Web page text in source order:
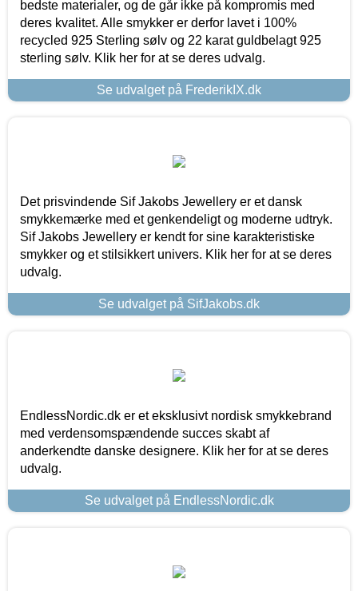
bedste materialer, og de går ikke på kompromis med
deres kvalitet. Alle smykker er derfor lavet i 100%
recycled 925 Sterling sølv og 22 karat guldbelagt 925
sterling sølv. Klik her for at se deres udvalg.
Se udvalget på FrederikIX.dk
Det prisvindende Sif Jakobs Jewellery er et dansk
smykkemærke med et genkendeligt og moderne udtryk.
Sif Jakobs Jewellery er kendt for sine karakteristiske
smykker og et stilsikkert univers. Klik her for at se deres
udvalg.
Se udvalget på SifJakobs.dk
EndlessNordic.dk er et eksklusivt nordisk smykkebrand
med verdensomspændende succes skabt af
anderkendte danske designere. Klik her for at se deres
udvalg.
Se udvalget på EndlessNordic.dk